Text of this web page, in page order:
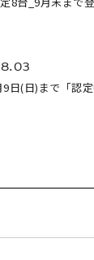
日(日)まで「認